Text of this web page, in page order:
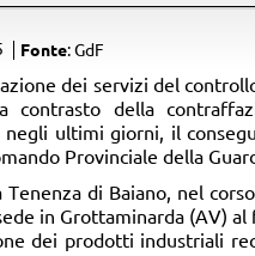
Fonte: GdF
dei servizi del
contrasto della
ultimi giorni, il
Provinciale della
di Baiano, nel
in Grottaminarda (AV)
dei prodotti industriali